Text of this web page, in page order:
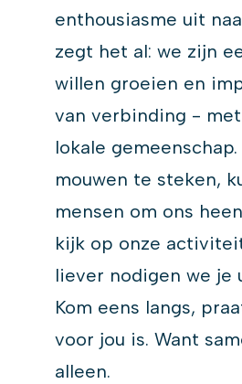
enthousiasme uit
zegt het al: we zijn
willen groeien en
van verbinding -
lokale
mouwen te steken,
mensen om ons
kijk op onze
liever nodigen we je
Kom eens langs,
voor jou is. Want
alleen.